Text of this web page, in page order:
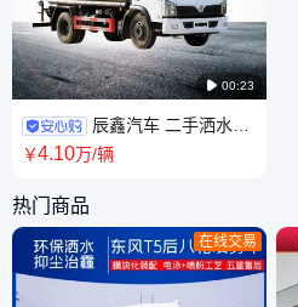
 00:23
辰鑫汽车 二手洒水车
9成新 3-20吨 国五 国六 大型专
￥4.10万/辆
热门商品
在线交易